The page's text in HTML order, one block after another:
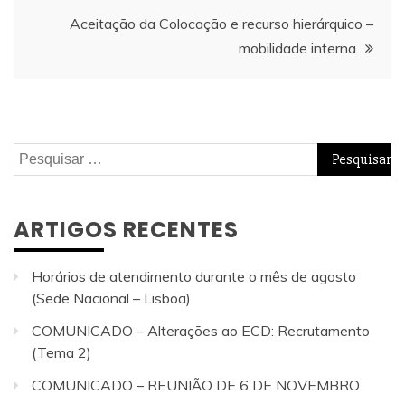
artigos
Aceitação da Colocação e recurso hierárquico –
mobilidade interna
Pesquisar
por:
ARTIGOS RECENTES
Horários de atendimento durante o mês de agosto
(Sede Nacional – Lisboa)
COMUNICADO – Alterações ao ECD: Recrutamento
(Tema 2)
COMUNICADO – REUNIÃO DE 6 DE NOVEMBRO